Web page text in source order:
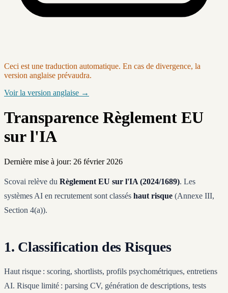
Ceci est une traduction automatique. En cas de divergence, la
version anglaise prévaudra.
Voir la version anglaise →
Transparence Règlement EU
sur l'IA
Dernière mise à jour: 26 février 2026
Scovai relève du Règlement EU sur l'IA (2024/1689). Les
systèmes AI en recrutement sont classés haut risque (Annexe III,
Section 4(a)).
1. Classification des Risques
Haut risque : scoring, shortlists, profils psychométriques, entretiens
AI. Risque limité : parsing CV, génération de descriptions, tests